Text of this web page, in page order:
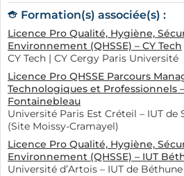
Formation(s) associée(s) :
Licence Pro Qualité, Hygiène,
Environnement (QHSSE) – CY Tech
CY Tech | CY Cergy Paris Université
Licence Pro QHSSE Parcours
Technologiques et Professionnels
Fontainebleau
Université Paris Est Créteil – IUT de
(Site Moissy-Cramayel)
Licence Pro Qualité, Hygiène,
Environnement (QHSSE) – IUT
Université d’Artois – IUT de Béthune